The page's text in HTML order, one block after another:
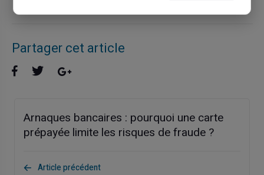
Partager cet article
Arnaques bancaires : pourquoi une carte
prépayée limite les risques de fraude ?
Article précédent